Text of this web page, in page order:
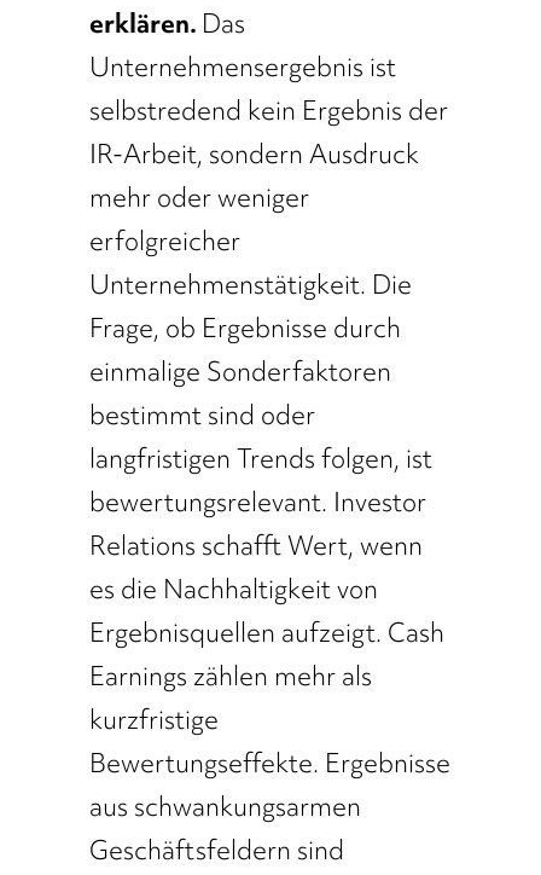
erklären. Das
Unternehmensergebnis ist
selbstredend kein Ergebnis der
IR-Arbeit, sondern Ausdruck
mehr oder weniger
erfolgreicher
Unternehmenstätigkeit. Die
Frage, ob Ergebnisse durch
einmalige Sonderfaktoren
bestimmt sind oder
langfristigen Trends folgen, ist
bewertungsrelevant. Investor
Relations schafft Wert, wenn
es die Nachhaltigkeit von
Ergebnisquellen aufzeigt. Cash
Earnings zählen mehr als
kurzfristige
Bewertungseffekte. Ergebnisse
aus schwankungsarmen
Geschäftsfeldern sind